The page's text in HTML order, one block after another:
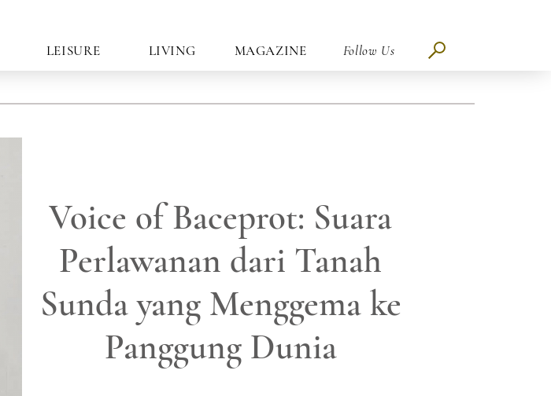
LEISURE LIVING MAGAZINE Follow Us
Voice of Baceprot: Suara
Perlawanan dari Tanah
Sunda yang Menggema ke
Panggung Dunia